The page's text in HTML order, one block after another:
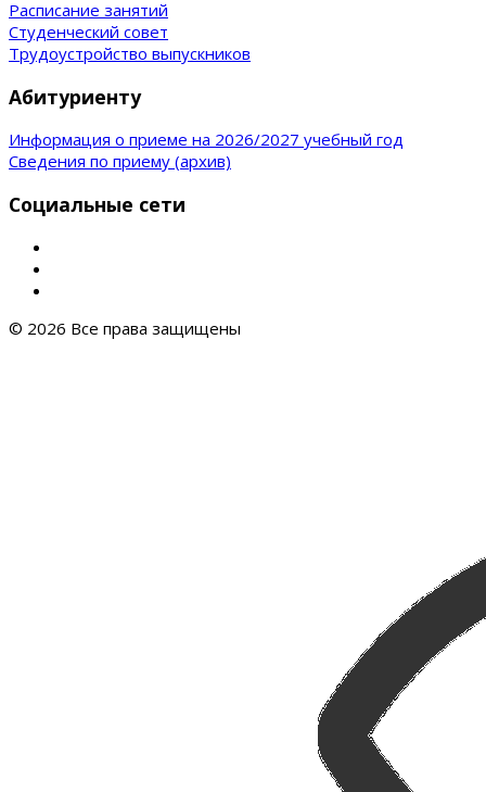
Расписание занятий
Студенческий совет
Трудоустройство выпускников
Абитуриенту
Информация о приеме на 2026/2027 учебный год
Сведения по приему (архив)
Социальные сети
© 2026 Все права защищены